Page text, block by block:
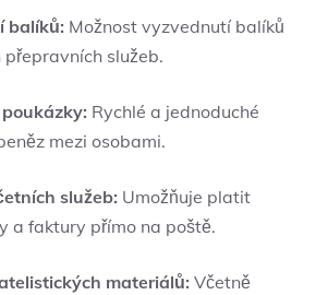
balíků: Možnost vyzvednutí balíků
přepravních služeb.
Rychlé a jednoduché
mezi osobami.
služeb: Umožňuje platit
a faktury přímo na poště.
materiálů: Včetně